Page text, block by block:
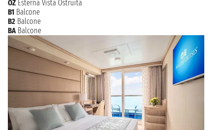
OZ Esterna Vista Ostruita
B1 Balcone
B2 Balcone
BA Balcone